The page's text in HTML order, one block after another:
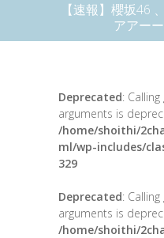
【速報】櫻坂46
アアー
Deprecated:
arguments is
/home/shoithi/
ml/wp-includes/
329
Deprecated:
arguments is
/home/shoithi/